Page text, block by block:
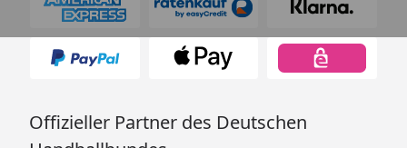
Offizieller Partner des Deutschen